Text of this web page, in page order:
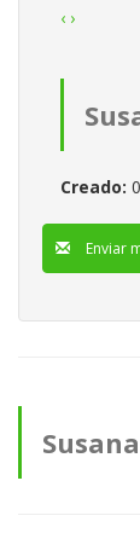
‹ ›
Creado:
Enviar